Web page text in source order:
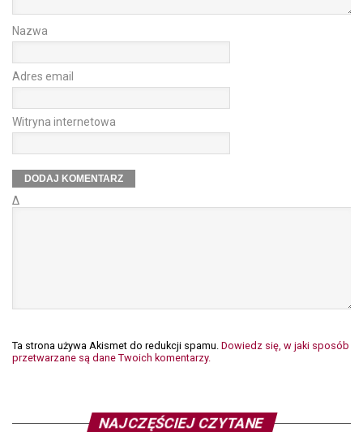
Nazwa
Adres email
Witryna internetowa
Δ
Ta strona używa Akismet do redukcji spamu. Dowiedz się, w jaki sposób
przetwarzane są dane Twoich komentarzy.
NAJCZĘŚCIEJ CZYTANE